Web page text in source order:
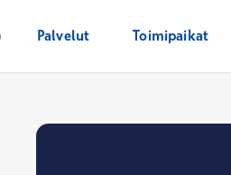
Palvelut Toimipaikat